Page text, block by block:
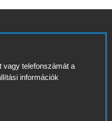
vagy telefonszámát a
információk